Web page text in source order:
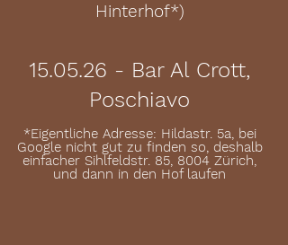
Hinterhof*)
15.05.26 - Bar Al Crott,
Poschiavo
*Eigentliche Adresse: Hildastr. 5a, bei
Google nicht gut zu finden so, deshalb
einfacher Sihlfeldstr. 85, 8004 Zürich,
und dann in den Hof laufen